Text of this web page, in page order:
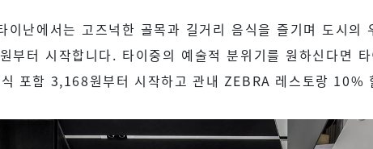
난에서는 고즈넉한 골목과 길거리 음식을 즐기며 도시의
터 시작합니다. 타이중의 예술적 분위기를 원하신다면
포함 3,168원부터 시작하고 관내 ZEBRA 레스토랑 10%